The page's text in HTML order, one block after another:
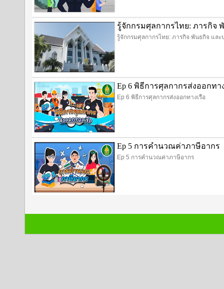
รู้จักกรมศุลกากรไทย: ภารกิจ
รู้จักกรมศุลกากรไทย: ภารกิจ พันธกิจ แล
Ep 6 พิธีการศุลกากรส่งออกทา
Ep 6 พิธีการศุลกากรส่งออกทางเรือ
Ep 5 การคำนวณค่าภาษีอากร
Ep 5 การคำนวณค่าภาษีอากร